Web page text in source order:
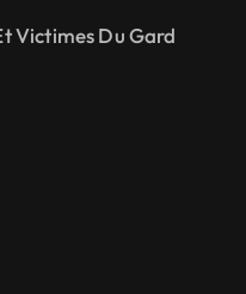
Victimes Du Gard